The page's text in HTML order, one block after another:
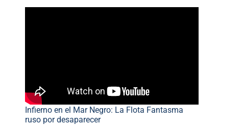
Infierno en el Mar Negro: La Flota Fantasma
ruso por desaparecer